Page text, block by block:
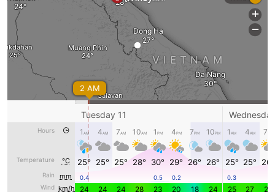
29°
04:00 27°/29° Mây rải rác
27°/29° Mây đen u ám
27°/ 29° Mây đen u ám
07:00 27°/29° Mây đen u ám